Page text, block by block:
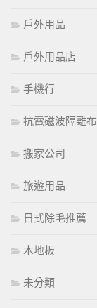
戶外用品
戶外用品店
手機行
抗電磁波隔離布
搬家公司
旅遊用品
日式除毛推薦
木地板
未分類